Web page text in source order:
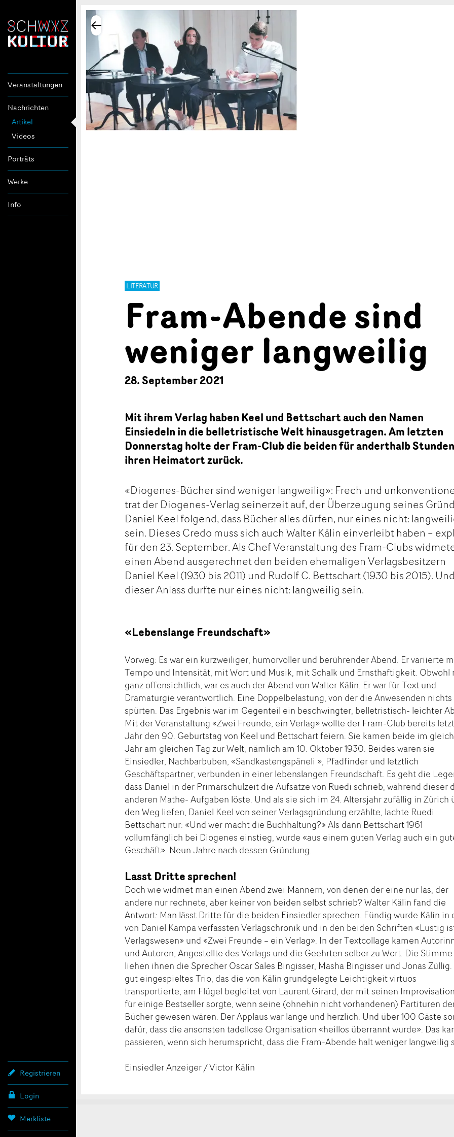
Veranstaltungen
Nachrichten
Artikel
Videos
Porträts
Werke
Info
Registrieren
Login
Merkliste
LITERATUR
Fram-Abende sind
weniger langweilig
28. September 2021
Mit ihrem Verlag haben Keel und Bettschart auch den Namen
Einsiedeln in die belletristische Welt hinausgetragen. Am letzten
Donnerstag holte der Fram-Club die beiden für anderthalb
ihren Heimatort zurück.
«Diogenes-Bücher sind weniger langweilig»: Frech und
trat der Diogenes-Verlag seinerzeit auf, der Überzeugung seines
Daniel Keel folgend, dass Bücher alles dürfen, nur eines nicht:
sein. Dieses Credo muss sich auch Walter Kälin einverleibt haben –
für den 23. September. Als Chef Veranstaltung des Fram-Clubs
einen Abend ausgerechnet den beiden ehemaligen Verlagsbesitzern
Daniel Keel (1930 bis 2011) und Rudolf C. Bettschart (1930 bis 2015).
dieser Anlass durfte nur eines nicht: langweilig sein.
«Lebenslange Freundschaft»
Vorweg: Es war ein kurzweiliger, humorvoller und berührender Abend. Er variierte
Tempo und Intensität, mit Wort und Musik, mit Schalk und Ernsthaftigkeit. Obwohl
ganz offensichtlich, war es auch der Abend von Walter Kälin. Er war für Text und
Dramaturgie verantwortlich. Eine Doppelbelastung, von der die Anwesenden nichts
spürten. Das Ergebnis war im Gegenteil ein beschwingter, belletristisch- leichter
Mit der Veranstaltung «Zwei Freunde, ein Verlag» wollte der Fram-Club bereits
Jahr den 90. Geburtstag von Keel und Bettschart feiern. Sie kamen beide im
Jahr am gleichen Tag zur Welt, nämlich am 10. Oktober 1930. Beides waren sie
Einsiedler, Nachbarbuben, «Sandkastengspäneli », Pfadfinder und letztlich
Geschäftspartner, verbunden in einer lebenslangen Freundschaft. Es geht die
dass Daniel in der Primarschulzeit die Aufsätze von Ruedi schrieb, während dieser
anderen Mathe- Aufgaben löste. Und als sie sich im 24. Altersjahr zufällig in Zürich
den Weg liefen, Daniel Keel von seiner Verlagsgründung erzählte, lachte Ruedi
Bettschart nur: «Und wer macht die Buchhaltung?» Als dann Bettschart 1961
vollumfänglich bei Diogenes einstieg, wurde «aus einem guten Verlag auch ein
Geschäft». Neun Jahre nach dessen Gründung.
Lasst Dritte sprechen!
Doch wie widmet man einen Abend zwei Männern, von denen der eine nur las, der
andere nur rechnete, aber keiner von beiden selbst schrieb? Walter Kälin fand die
Antwort: Man lässt Dritte für die beiden Einsiedler sprechen. Fündig wurde Kälin in
von Daniel Kampa verfassten Verlagschronik und in den beiden Schriften «Lustig
Verlagswesen» und «Zwei Freunde – ein Verlag». In der Textcollage kamen
und Autoren, Angestellte des Verlags und die Geehrten selber zu Wort. Die Stimme
liehen ihnen die Sprecher Oscar Sales Bingisser, Masha Bingisser und Jonas
gut eingespieltes Trio, das die von Kälin grundgelegte Leichtigkeit virtuos
transportierte, am Flügel begleitet von Laurent Girard, der mit seinen
für einige Bestseller sorgte, wenn seine (ohnehin nicht vorhandenen) Partituren
Bücher gewesen wären. Der Applaus war lange und herzlich. Und über 100 Gäste
dafür, dass die ansonsten tadellose Organisation «heillos überrannt wurde». Das
passieren, wenn sich herumspricht, dass die Fram-Abende halt weniger langweilig
Einsiedler Anzeiger / Victor Kälin